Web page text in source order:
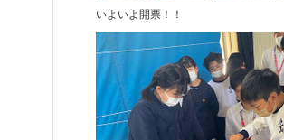
いよいよ開票！！